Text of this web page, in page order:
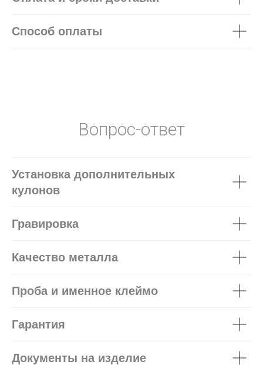
Способ оплаты
Вопрос-ответ
Установка дополнительных
кулонов
Гравировка
Качество металла
Проба и именное клеймо
Гарантия
Документы на изделие